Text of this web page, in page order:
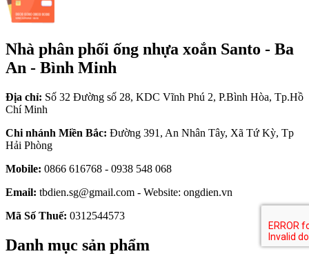
Nhà phân phối ống nhựa xoắn Santo - Ba
An - Bình Minh
Địa chỉ: Số 32 Đường số 28, KDC Vĩnh Phú 2, P.Bình Hòa, Tp.Hồ
Chí Minh
Chi nhánh Miền Bắc: Đường 391, An Nhân Tây, Xã Tứ Kỳ, Tp
Hải Phòng
Mobile: 0866 616768 - 0938 548 068
Email: tbdien.sg@gmail.com - Website: ongdien.vn
Mã Số Thuế: 0312544573
Danh mục sản phẩm